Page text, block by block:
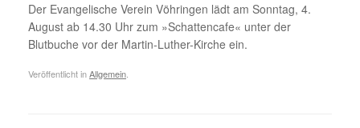
Der Evangelische Verein Vöhringen lädt am Sonntag, 4.
August ab 14.30 Uhr zum »Schattencafe« unter der
Blutbuche vor der Martin-Luther-Kirche ein.
Veröffentlicht inAllgemein